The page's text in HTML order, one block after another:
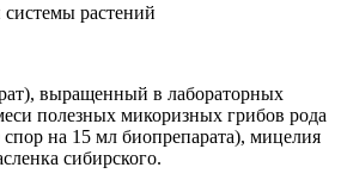
системы растений
выращенный в лабораторных
полезных микоризных грибов рода
на 15 мл биопрепарата), мицелия
сибирского.